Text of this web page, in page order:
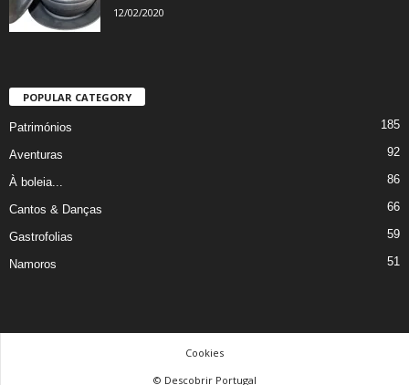
12/02/2020
POPULAR CATEGORY
Patrimónios 185
Aventuras 92
À boleia... 86
Cantos & Danças 66
Gastrofolias 59
Namoros 51
Cookies
© Descobrir Portugal